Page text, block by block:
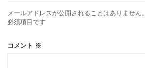
メールアドレスが公開されることはありません。
必須項目です
コメント ※